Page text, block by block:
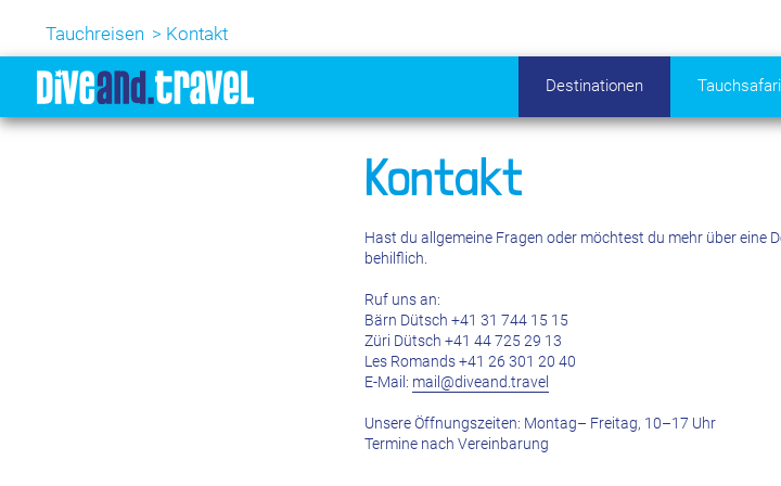
Tauchreisen Kontakt
Destinationen
Kontakt
Hast du allgemeine Fragen oder möchtest du mehr über eine
behilflich.
Ruf uns an:
Bärn Dütsch +41 31 744 15 15
Züri Dütsch +41 44 725 29 13
Les Romands +41 26 301 20 40
E-Mail: mail@diveand.travel
Unsere Öffnungszeiten: Montag– Freitag, 10–17 Uhr
Termine nach Vereinbarung